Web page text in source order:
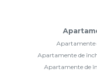
Apartamente
Apartamente de
Apartamente de